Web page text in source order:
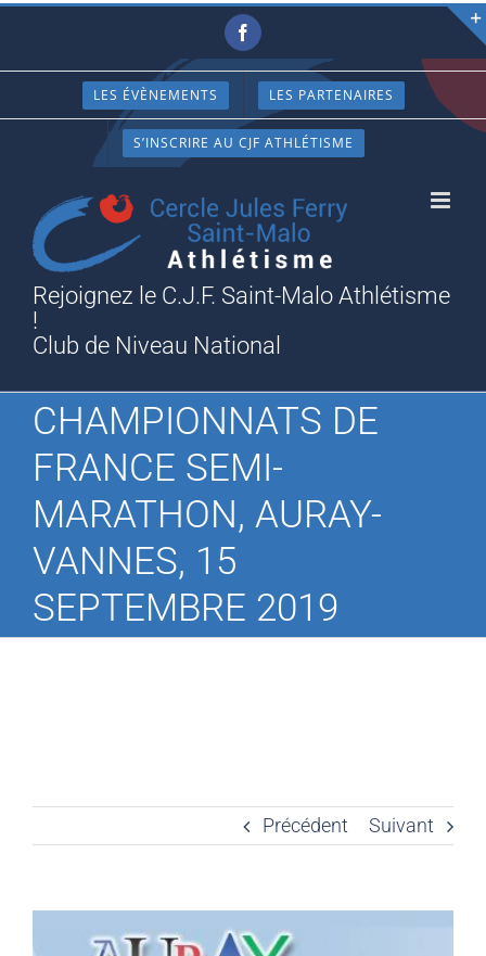
Passer
contenu
Facebook
LES ÉVÈNEMENTS LES PARTENAIRES
S’INSCRIRE AU CJF ATHLÉTISME
Rejoignez le C.J.F. Saint-Malo Athlétisme
!
Club de Niveau National
CHAMPIONNATS DE
FRANCE SEMI-
MARATHON, AURAY-
VANNES, 15
SEPTEMBRE 2019
Précédent Suivant